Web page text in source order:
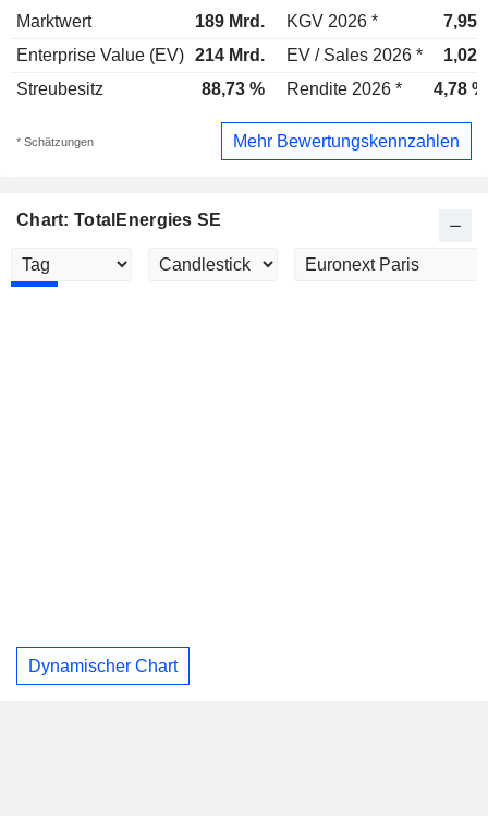
Marktwert 189 Mrd. KGV 2026 *
7,95x
Enterprise Value (EV) 214 Mrd. EV / Sales 2026 *
1,02x
Streubesitz
88,73 % Rendite 2026 * 4,78 %
* Schätzungen Mehr Bewertungskennzahlen
Chart: TotalEnergies SE
Dynamischer Chart